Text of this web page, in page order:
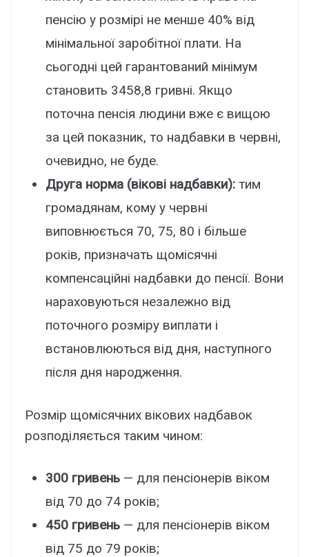
пенсію у розмірі не менше 40% від
мінімальної заробітної плати. На
сьогодні цей гарантований мінімум
становить 3458,8 гривні. Якщо
поточна пенсія людини вже є вищою
за цей показник, то надбавки в червні,
очевидно, не буде.
Друга норма (вікові надбавки): тим
громадянам, кому у червні
виповнюється 70, 75, 80 і більше
років, призначать щомісячні
компенсаційні надбавки до пенсії. Вони
нараховуються незалежно від
поточного розміру виплати і
встановлюються від дня, наступного
після дня народження.
Розмір щомісячних вікових надбавок
розподіляється таким чином:
300 гривень — для пенсіонерів віком
від 70 до 74 років;
450 гривень — для пенсіонерів віком
від 75 до 79 років;